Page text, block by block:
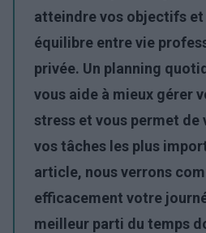
atteindre vos objectifs
équilibre entre vie
privée. Un planning
vous aide à mieux gérer
stress et vous permet de
vos tâches les plus
article, nous verrons
efficacement votre
meilleur parti du temps